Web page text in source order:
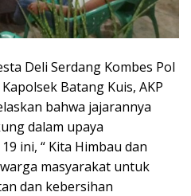
Deli Serdang Kombes Pol
Batang Kuis, AKP
bahwa jajarannya
dalam upaya
ini, “ Kita Himbau dan
masyarakat untuk
dan kebersihan